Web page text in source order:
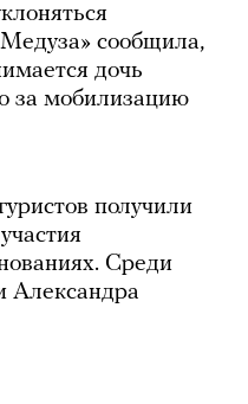
сообщила,
дочь
за мобилизацию
получили
Среди
Александра